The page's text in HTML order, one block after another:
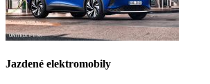
Jazdené elektromobily